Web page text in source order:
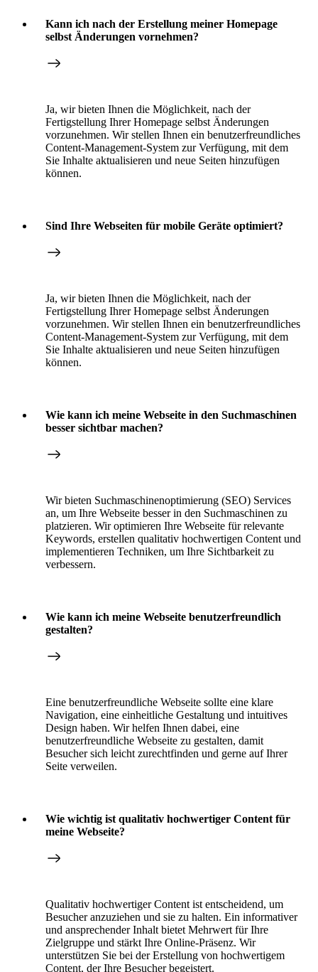
Kann ich nach der Erstellung meiner Homepage
selbst Änderungen vornehmen?
Ja, wir bieten Ihnen die Möglichkeit, nach der
Fertigstellung Ihrer Homepage selbst Änderungen
vorzunehmen. Wir stellen Ihnen ein benutzerfreundliches
Content-Management-System zur Verfügung, mit dem
Sie Inhalte aktualisieren und neue Seiten hinzufügen
können.
Sind Ihre Webseiten für mobile Geräte optimiert?
Ja, wir bieten Ihnen die Möglichkeit, nach der
Fertigstellung Ihrer Homepage selbst Änderungen
vorzunehmen. Wir stellen Ihnen ein benutzerfreundliches
Content-Management-System zur Verfügung, mit dem
Sie Inhalte aktualisieren und neue Seiten hinzufügen
können.
Wie kann ich meine Webseite in den Suchmaschinen
besser sichtbar machen?
Wir bieten Suchmaschinenoptimierung (SEO) Services
an, um Ihre Webseite besser in den Suchmaschinen zu
platzieren. Wir optimieren Ihre Webseite für relevante
Keywords, erstellen qualitativ hochwertigen Content und
implementieren Techniken, um Ihre Sichtbarkeit zu
verbessern.
Wie kann ich meine Webseite benutzerfreundlich
gestalten?
Eine benutzerfreundliche Webseite sollte eine klare
Navigation, eine einheitliche Gestaltung und intuitives
Design haben. Wir helfen Ihnen dabei, eine
benutzerfreundliche Webseite zu gestalten, damit
Besucher sich leicht zurechtfinden und gerne auf Ihrer
Seite verweilen.
Wie wichtig ist qualitativ hochwertiger Content für
meine Webseite?
Qualitativ hochwertiger Content ist entscheidend, um
Besucher anzuziehen und sie zu halten. Ein informativer
und ansprechender Inhalt bietet Mehrwert für Ihre
Zielgruppe und stärkt Ihre Online-Präsenz. Wir
unterstützen Sie bei der Erstellung von hochwertigem
Content, der Ihre Besucher begeistert.